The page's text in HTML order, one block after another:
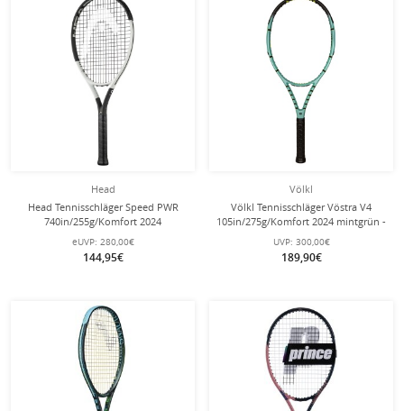
Head
Head Tennisschläger Speed PWR
740in/255g/Komfort 2024
eUVP: 280,00€
144,95€
Völkl
Völkl Tennisschläger Vöstra V4
105in/275g/Komfort 2024 mintgrün -
UVP: 300,00€
189,90€